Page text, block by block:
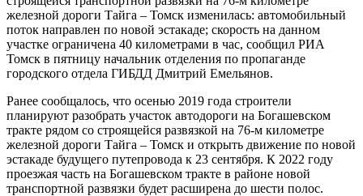
железной дороги Тайга – Томск изменилась: автомобильный
поток направлен по новой эстакаде; скорость на данном
участке ограничена 40 километрами в час, сообщил РИА
Томск в пятницу начальник отделения по пропаганде
городского отдела ГИБДД Дмитрий Емельянов.
Ранее сообщалось, что осенью 2019 года строители
планируют разобрать участок автодороги на Богашевском
тракте рядом со строящейся развязкой на 76-м километре
железной дороги Тайга – Томск и открыть движение по новой
эстакаде будущего путепровода к 23 сентября. К 2022 году
проезжая часть на Богашевском тракте в районе новой
транспортной развязки будет расширена до шести полос.